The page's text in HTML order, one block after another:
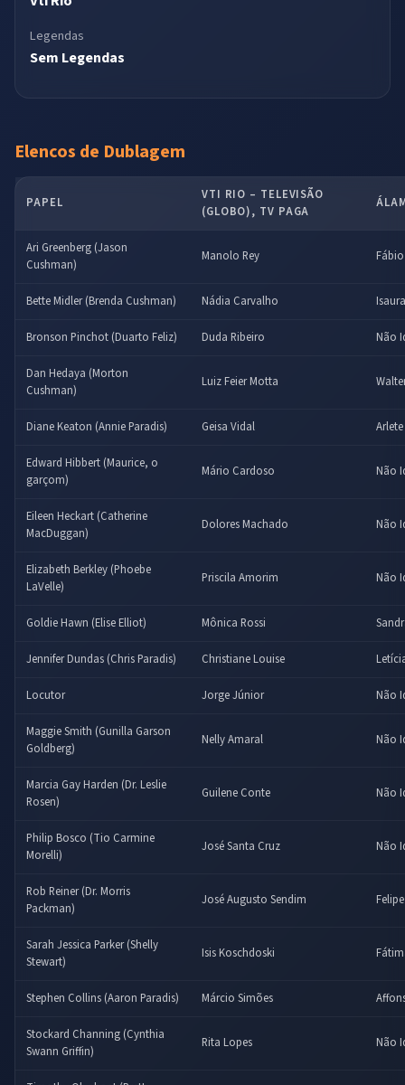
Legendas
Sem Legendas
Elencos de Dublagem
PAPEL
VTI RIO – TELEVISÃO
(GLOBO), TV PAGA
Ari Greenberg (Jason
Cushman)
Manolo Rey
Bette Midler (Brenda Cushman) Nádia Carvalho
Bronson Pinchot (Duarto Feliz) Duda Ribeiro Não
Dan Hedaya (Morton
Cushman)
Luiz Feier Motta
Diane Keaton (Annie Paradis) Geisa Vidal
Edward Hibbert (Maurice, o
garçom)
Mário Cardoso Não
Eileen Heckart (Catherine
MacDuggan)
Dolores Machado Não
Elizabeth Berkley (Phoebe
LaVelle)
Priscila Amorim Não
Goldie Hawn (Elise Elliot) Mônica Rossi
Jennifer Dundas (Chris Paradis) Christiane Louise
Locutor Jorge Júnior Não
Maggie Smith (Gunilla Garson
Goldberg)
Nelly Amaral Não
Marcia Gay Harden (Dr. Leslie
Rosen)
Guilene Conte Não
Philip Bosco (Tio Carmine
Morelli)
José Santa Cruz Não
Rob Reiner (Dr. Morris
Packman)
José Augusto Sendim
Sarah Jessica Parker (Shelly
Stewart)
Isis Koschdoski
Stephen Collins (Aaron Paradis) Márcio Simões
Stockard Channing (Cynthia
Swann Griffin)
Rita Lopes Não